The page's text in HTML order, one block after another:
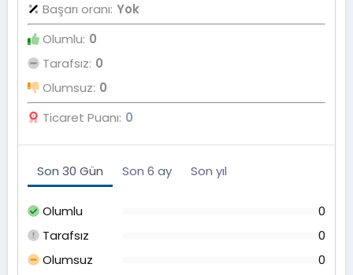
Başarı oranı Yok
Olumlu 0
Tarafsız 0
Olumsuz 0
Ticaret Puanı 0
Son 30 Gün Son 6 ay Son yıl
Olumlu
0
Tarafsız
0
Olumsuz
0